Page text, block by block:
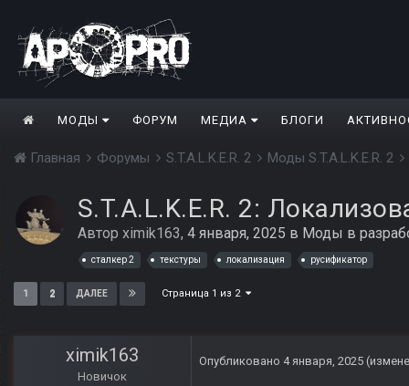
МОДЫ ФОРУМ МЕДИА БЛОГИ
Главная Форумы S.T.A.L.K.E.R. 2 Моды S.T.A.L.K.E.R. 2
S.T.A.L.K.E.R. 2:
Автор ximik163, 4 января, 2025 в Моды в
сталкер 2 текстуры локализация русификатор
1 2 ДАЛЕЕ Страница 1 из 2
ximik163
Новичок
Опубликовано 4 января, 2025